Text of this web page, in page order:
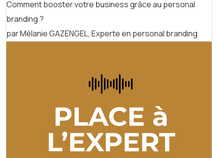
Comment booster votre business grâce au personal
branding ?
par Mélanie GAZENGEL, Experte en personal branding